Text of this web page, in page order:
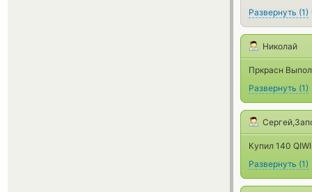
Развернуть (1)
Николай
Пркрасн
Развернуть (1)
Купил 140
Развернуть (1)